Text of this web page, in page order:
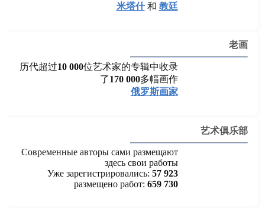
米塔什和 教廷
老画
历代超过10 000位艺术家的专辑中收录
了170 000多幅画作
俄罗斯画家
艺术俱乐部
Современные авторы сами размещают
здесь свои работы
Уже зарегистрировались: 57 923
размещено работ: 659 730